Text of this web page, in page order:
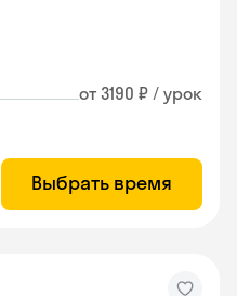
от 3190 ₽ / урок
Выбрать время